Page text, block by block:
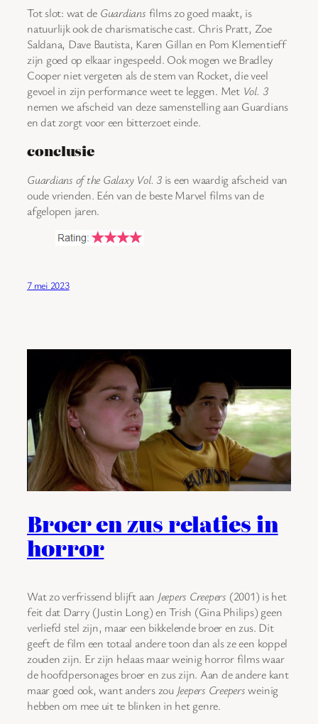
Tot slot: wat de Guardians films zo goed maakt, is
natuurlijk ook de charismatische cast. Chris Pratt, Zoe
Saldana, Dave Bautista, Karen Gillan en Pom Klementieff
zijn goed op elkaar ingespeeld. Ook mogen we Bradley
Cooper niet vergeten als de stem van Rocket, die veel
gevoel in zijn performance weet te leggen. Met Vol. 3
nemen we afscheid van deze samenstelling aan Guardians
en dat zorgt voor een bitterzoet einde.
conclusie
Guardians of the Galaxy Vol. 3is een waardig afscheid van
oude vrienden. Eén van de beste Marvel films van de
afgelopen jaren.
7 mei 2023
Broer en zus relaties in
horror
Wat zo verfrissend blijft aan Jeepers Creepers (2001) is het
feit dat Darry (Justin Long) en Trish (Gina Philips) geen
verliefd stel zijn, maar een bikkelende broer en zus. Dit
geeft de film een totaal andere toon dan als ze een koppel
zouden zijn. Er zijn helaas maar weinig horror films waar
de hoofdpersonages broer en zus zijn. Aan de andere kant
maar goed ook, want anders zou Jeepers Creepersweinig
hebben om mee uit te blinken in het genre.